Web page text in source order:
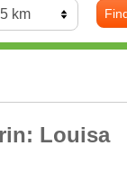
Louisa